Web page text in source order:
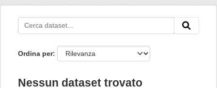
Ordina per
Nessun dataset trovato